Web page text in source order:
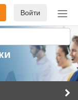
Войти